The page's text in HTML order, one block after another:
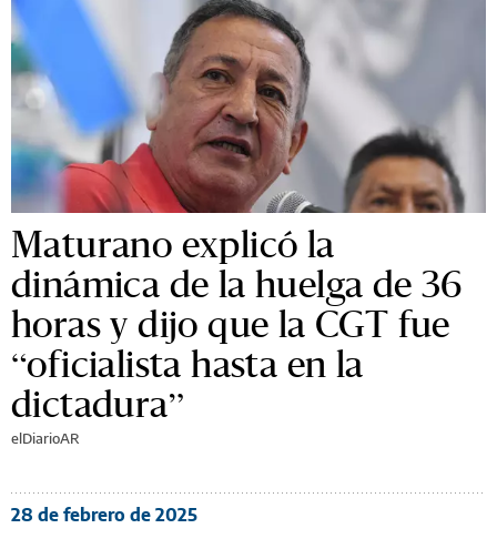
Maturano explicó la
dinámica de la huelga de 36
horas y dijo que la CGT fue
“oficialista hasta en la
dictadura”
elDiarioAR
28 de febrero de 2025